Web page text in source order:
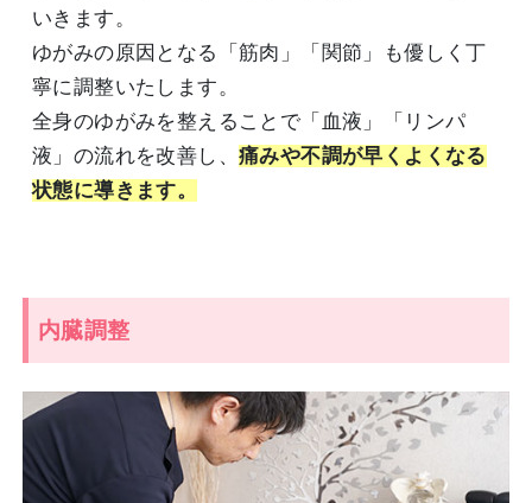
いきます。
ゆがみの原因となる「筋肉」「関節」も優しく丁
寧に調整いたします。
全身のゆがみを整えることで「血液」「リンパ
液」の流れを改善し、 痛みや不調が早くよくなる
状態に導きます。
内臓調整